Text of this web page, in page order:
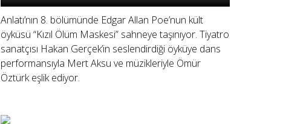
Anlatı’nın 8. bölümünde Edgar Allan Poe’nun kült
öyküsü “Kızıl Ölüm Maskesi” sahneye taşınıyor. Tiyatro
sanatçısı Hakan Gerçek’in seslendirdiği öyküye dans
performansıyla Mert Aksu ve müzikleriyle Ömür
Öztürk eşlik ediyor.